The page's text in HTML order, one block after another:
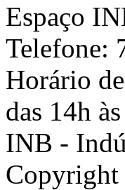
Espaço
Telefone:
Horário
das 14h
INB -
Copyright